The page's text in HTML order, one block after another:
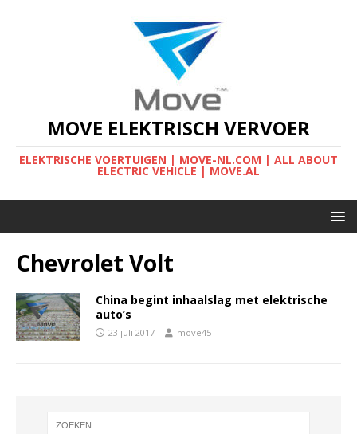
MOVE ELEKTRISCH VERVOER
ELEKTRISCHE VOERTUIGEN | MOVE-NL.COM | ALL ABOUT
ELECTRIC VEHICLE | MOVE.AL
Chevrolet Volt
China begint inhaalslag met elektrische
auto’s
23 juli 2017 move45